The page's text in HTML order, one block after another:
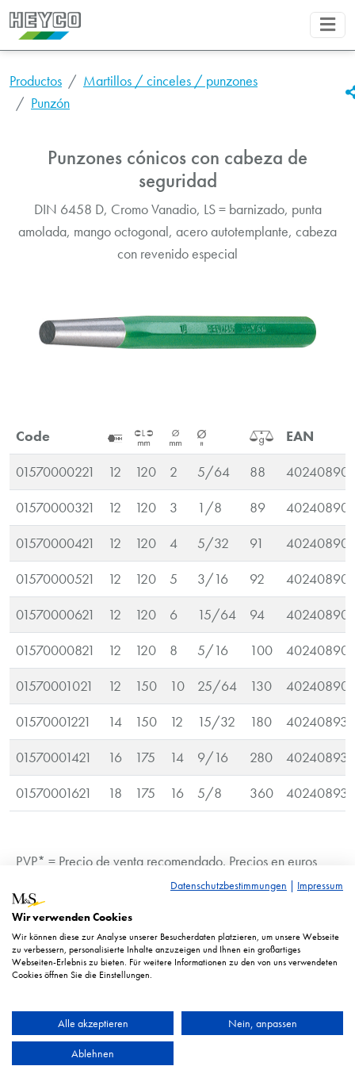
Productos
Martillos / cinceles / punzones
Punzón
Punzones cónicos con cabeza de
seguridad
DIN 6458 D, Cromo Vanadio, LS = barnizado, punta
amolada, mango octogonal, acero autotemplante, cabeza
con revenido especial
Code EAN
01570000221 12 120 2 5/64 88
01570000321 12 120 3 1/8 89
01570000421 12 120 4 5/32 91
01570000521 12 120 5 3/16 92
01570000621 12 120 6 15/64 94
01570000821 12 120 8 5/16 100
01570001021 12 150 10 25/64 130
01570001221 14 150 12 15/32 180
01570001421 16 175 14 9/16 280
01570001621 18 175 16 5/8 360
PVP* = Precio de venta recomendado. Precios en euros
La imagen es similar. Sujetos a cambios técnicos.
Datenschutzbestimmungen | Impressum
Wir verwenden Cookies
Wir können diese zur Analyse unserer Besucherdaten platzieren, um unsere Webseite
zu verbessern, personalisierte Inhalte anzuzeigen und Ihnen ein großartiges
Webseiten-Erlebnis zu bieten. Für weitere Informationen zu den von uns verwendeten
Cookies öffnen Sie die Einstellungen.
Alle akzeptieren Nein, anpassen
Ablehnen